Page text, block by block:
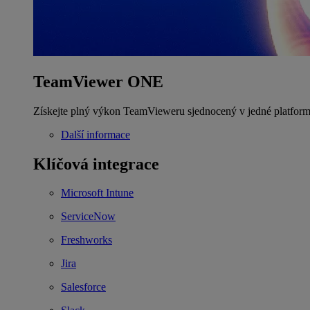
TeamViewer ONE
Získejte plný výkon TeamVieweru sjednocený v jedné
Další informace
Klíčová integrace
Microsoft Intune
ServiceNow
Freshworks
Jira
Salesforce